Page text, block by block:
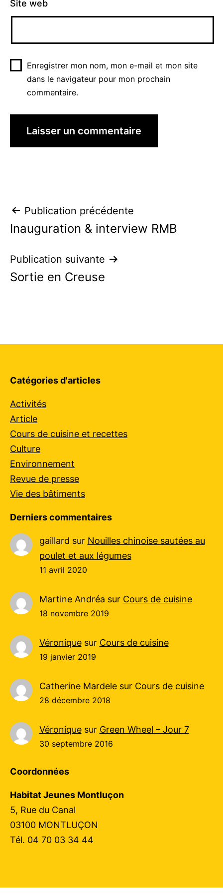
Site web
Enregistrer mon nom, mon e-mail et mon site
dans le navigateur pour mon prochain
commentaire.
Navigation
de
l’article
Publication précédente
Inauguration & interview RMB
Publication suivante
Sortie en Creuse
Catégories d'articles
Activités
Article
Cours de cuisine et recettes
Culture
Environnement
Revue de presse
Vie des bâtiments
Derniers commentaires
gaillard sur Nouilles chinoise sautées au
poulet et aux légumes
11 avril 2020
Martine Andréa sur Cours de cuisine
18 novembre 2019
Véroniquesur Cours de cuisine
19 janvier 2019
Catherine Mardelesur Cours de cuisine
28 décembre 2018
Véroniquesur Green Wheel – Jour 7
30 septembre 2016
Coordonnées
Habitat Jeunes Montluçon
5, Rue du Canal
03100 MONTLUÇON
Tél. 04 70 03 34 44